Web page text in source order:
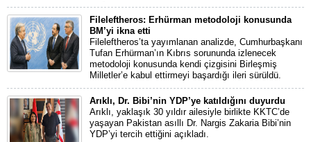
Fileleftheros: Erhürman metodoloji konusunda
BM’yi ikna etti
Fileleftheros’ta yayımlanan analizde, Cumhurbaşkanı
Tufan Erhürman’ın Kıbrıs sorununda izlenecek
metodoloji konusunda kendi çizgisini Birleşmiş
Milletler’e kabul ettirmeyi başardığı ileri sürüldü.
Arıklı, Dr. Bibi’nin YDP’ye katıldığını duyurdu
Arıklı, yaklaşık 30 yıldır ailesiyle birlikte KKTC’de
yaşayan Pakistan asıllı Dr. Nargis Zakaria Bibi’nin
YDP’yi tercih ettiğini açıkladı.